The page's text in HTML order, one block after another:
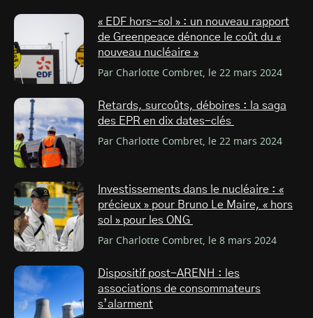
« EDF hors-sol » : un nouveau rapport
de Greenpeace dénonce le coût du «
nouveau nucléaire »
Par Charlotte Combret, le 22 mars 2024
Retards, surcoûts, déboires : la saga
des EPR en dix dates-clés
Par Charlotte Combret, le 22 mars 2024
Investissements dans le nucléaire : «
précieux » pour Bruno Le Maire, « hors
sol » pour les ONG
Par Charlotte Combret, le 8 mars 2024
Dispositif post-ARENH : les
associations de consommateurs
s’alarment